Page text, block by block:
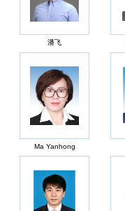
潘飞
Ma Yanhong